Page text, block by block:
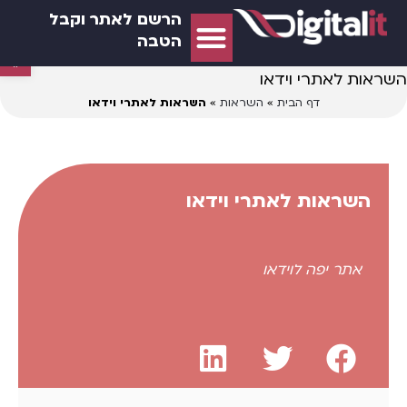
הרשם לאתר וקבל
הטבה
השראות לאתרי וידאו
דף הבית » השראות » השראות לאתרי וידאו
השראות לאתרי וידאו
אתר יפה לוידאו